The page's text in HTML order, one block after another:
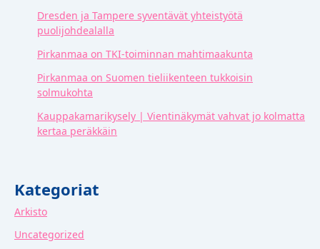
Dresden ja Tampere syventävät yhteistyötä
puolijohdealalla
Pirkanmaa on TKI-toiminnan mahtimaakunta
Pirkanmaa on Suomen tieliikenteen tukkoisin
solmukohta
Kauppakamarikysely | Vientinäkymät vahvat jo kolmatta
kertaa peräkkäin
Kategoriat
Arkisto
Uncategorized